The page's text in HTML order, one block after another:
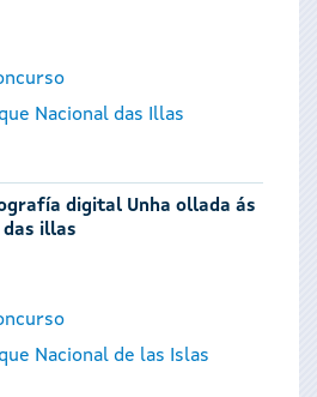
Nacional das Illas
digital Unha ollada ás
illas
Nacional de las Islas